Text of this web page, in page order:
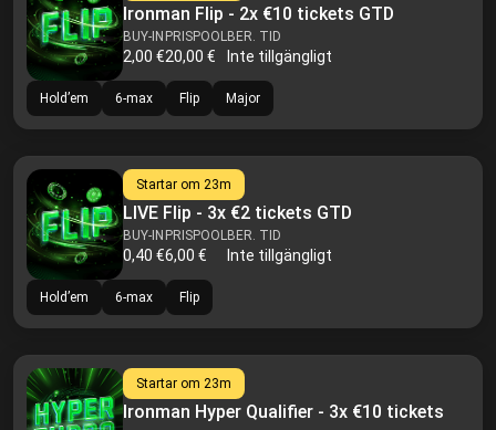
Ironman Flip - 2x €10 tickets GTD
BUY-IN
2,00 €
PRISPOOL
20,00 €
BER. TID
Inte tillgängligt
Hold’em 6-max Flip Major
Startar om 23m
LIVE Flip - 3x €2 tickets GTD
BUY-IN
0,40 €
PRISPOOL
6,00 €
BER. TID
Inte tillgängligt
Hold’em 6-max Flip
Startar om 23m
Ironman Hyper Qualifier - 3x €10 tickets